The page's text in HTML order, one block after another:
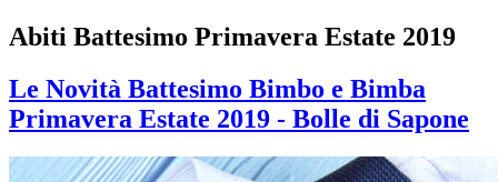
Abiti Battesimo Primavera Estate 2019
Le Novità Battesimo Bimbo e Bimba
Primavera Estate 2019 - Bolle di Sapone